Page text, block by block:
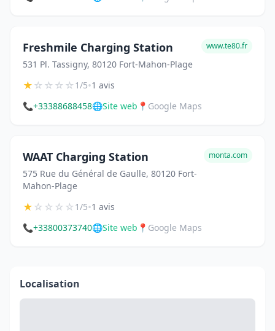
Freshmile Charging Station
531 Pl. Tassigny, 80120 Fort-Mahon-Plage
www.te80.fr
★☆☆☆☆1/5•1 avis
📞+33388688458🌐Site web 📍 Google Maps
WAAT Charging Station
575 Rue du Général de Gaulle, 80120 Fort-
Mahon-Plage
monta.com
★☆☆☆☆1/5•1 avis
📞+33800373740🌐Site web 📍 Google Maps
Localisation